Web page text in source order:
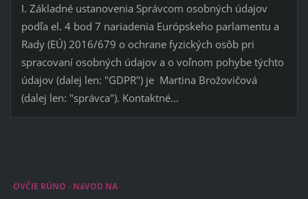
I. Základné ustanovenia Správcom osobných údajov
podľa el. 4 bod 7 nariadenia Európskeho parlamentu a
Rady (EÚ) 2016/679 o ochrane fyzických osôb pri
spracovaní osobných údajov a o voľnom pohybe týchto
údajov (dalej len: "GDPR") je Martina Brožovičová
(dalej len: "správca"). Kontaktné...
OVČIE RÚNO - NáVOD NA